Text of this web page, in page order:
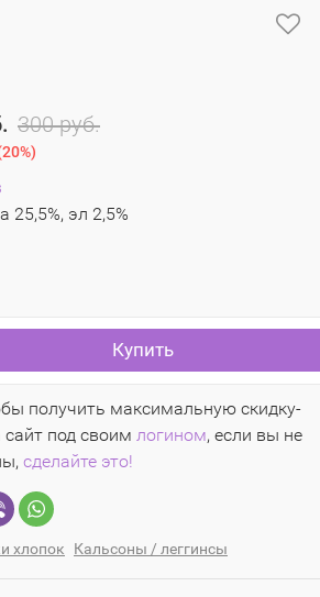
300 руб.
20%)
25,5%, эл 2,5%
Купить
получить максимальную скидку-
сайт под своим логином, если вы не
сделайте это!
хлопок Кальсоны / леггинсы